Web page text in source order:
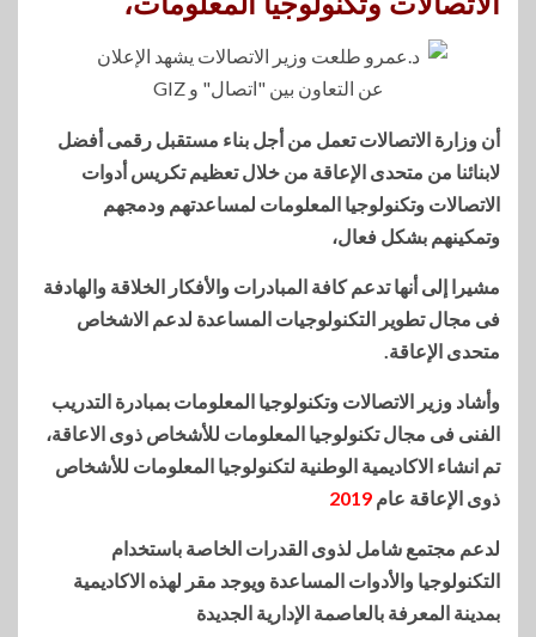
أن وزارة الاتصالات تعمل من أجل بناء مستقبل رقمى أفضل
لابنائنا من متحدى الإعاقة من خلال تعظيم تكريس أدوات
الاتصالات وتكنولوجيا المعلومات لمساعدتهم ودمجهم
وتمكينهم بشكل فعال،
مشيرا إلى أنها تدعم كافة المبادرات والأفكار الخلاقة والهادفة
فى مجال تطوير التكنولوجيات المساعدة لدعم الاشخاص
متحدى الإعاقة.
وأشاد وزير الاتصالات وتكنولوجيا المعلومات بمبادرة التدريب
الفنى فى مجال تكنولوجيا المعلومات للأشخاص ذوى الاعاقة،
تم انشاء الاكاديمية الوطنية لتكنولوجيا المعلومات للأشخاص
ذوى الإعاقة عام 2019
لدعم مجتمع شامل لذوى القدرات الخاصة باستخدام
التكنولوجيا والأدوات المساعدة ويوجد مقر لهذه الاكاديمية
بمدينة المعرفة بالعاصمة الإدارية الجديدة